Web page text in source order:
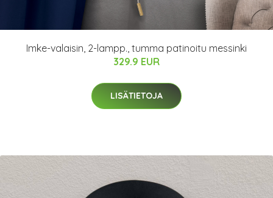
Imke-valaisin, 2-lampp., tumma patinoitu messinki
329.9 EUR
LISÄTIETOJA